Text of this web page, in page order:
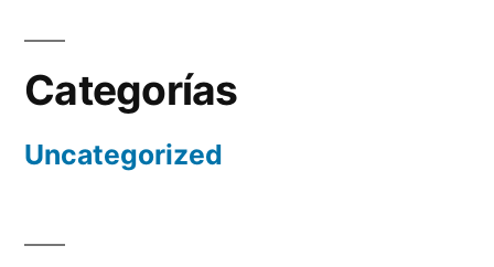
Categorías
Uncategorized